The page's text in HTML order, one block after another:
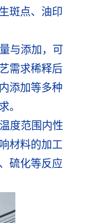
斑点、油印
与添加，可
需求稀释后
添加等多种
。
度范围内性
材料的加工
硫化等反应